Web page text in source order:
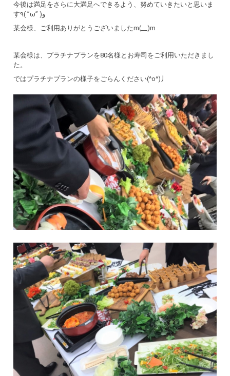
今後は満足をさらに大満足へできるよう、努めていきたいと思いま
す٩( ”ω” )و
某会様、ご利用ありがとうございましたm(__)m
某会様は、プラチナプランを80名様とお寿司をご利用いただきまし
た。
ではプラチナプランの様子をごらんください(^o^)丿